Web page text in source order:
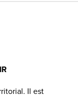
Il est